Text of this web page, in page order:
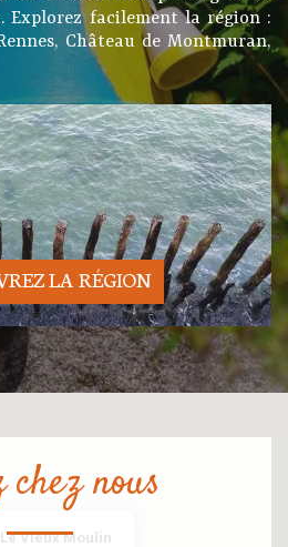
facilement la région :
Château de Montmuran,
LA RÉGION
Vieux Moulin
chez nous